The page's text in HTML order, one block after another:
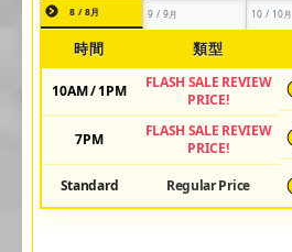
8 / 8月 9 / 9月 10 / 10月
時間 類型
10AM / 1PM
FLASH SALE REVIEW
PRICE!
7PM
FLASH SALE REVIEW
PRICE!
Standard Regular Price